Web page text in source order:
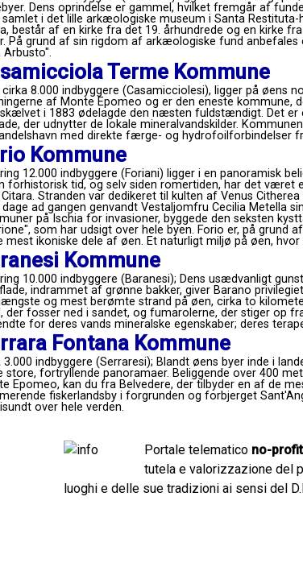
Dens oprindelse er gammel, hvilket fremgår af
i det lille arkæologiske museum i Santa
består af en kirke fra det 19. århundrede og en kirke
På grund af sin rigdom af arkæologiske fund
Arbusto".
Terme Kommune
8.000 indbyggere (Casamicciolesi), ligger på øens
af Monte Epomeo og er den eneste
i 1883 ødelagde den næsten fuldstændigt. Det
der udnytter de lokale mineralvandskilder.
med direkte færge- og hydrofoilforbindelser
Kommune
12.000 indbyggere (Foriani) ligger i en panoramisk
forhistorisk tid, og selv siden romertiden, har det været
Stranden var dedikeret til kulten af ​​Venus
ad gangen genvandt Vestaljomfru Cecilia Metella
på Ischia for invasioner, byggede den seksten
som har udsigt over hele byen. Forio er, på grund
mest ikoniske dele af øen. Et naturligt miljø på øen,
Kommune
10.000 indbyggere (Baranesi); Dens usædvanligt
indrammet af grønne bakker, giver Barano
og mest berømte strand på øen, cirka to
der fosser ned i sandet, og fumarolerne, der stiger op
for deres vands mineralske egenskaber; deres
Fontana Kommune
3.000 indbyggere (Serraresi); Blandt øens byer inde i
store, fortryllende panoramaer. Beliggende over 400
Epomeo, kan du fra Belvedere, der tilbyder en af ​​de
fiskerlandsby i forgrunden og forbjerget
over hele verden.
Portale telematico no-profit
tutela e valorizzazione del
luoghi e delle sue tradizioni ai sensi del